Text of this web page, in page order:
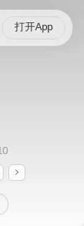
打开App